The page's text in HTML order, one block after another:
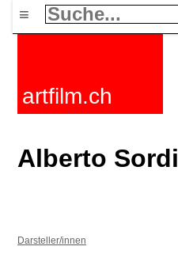
≡
artfilm.ch
Alberto Sordi
Darsteller/innen